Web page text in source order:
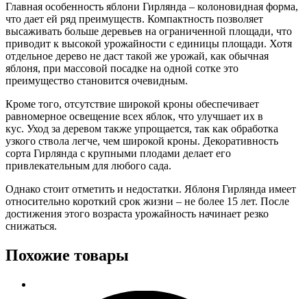
Главная особенность яблони Гирлянда – колоновидная форма,
что дает ей ряд преимуществ. Компактность позволяет
высаживать больше деревьев на ограниченной площади, что
приводит к высокой урожайности с единицы площади. Хотя
отдельное дерево не даст такой же урожай, как обычная
яблоня, при массовой посадке на одной сотке это
преимущество становится очевидным.
Кроме того, отсутствие широкой кроны обеспечивает
равномерное освещение всех яблок, что улучшает их в
кус. Уход за деревом также упрощается, так как обработка
узкого ствола легче, чем широкой кроны. Декоративность
сорта Гирлянда с крупными плодами делает его
привлекательным для любого сада.
Однако стоит отметить и недостатки. Яблоня Гирлянда имеет
относительно короткий срок жизни – не более 15 лет. После
достижения этого возраста урожайность начинает резко
снижаться.
Похожие товары